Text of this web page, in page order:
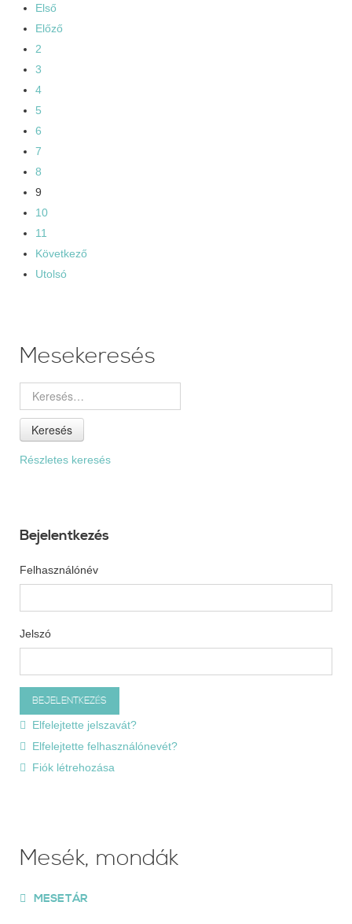
Első
Előző
2
3
4
5
6
7
8
9
10
11
Következő
Utolsó
Mesekeresés
Keresés
Részletes keresés
Bejelentkezés
Felhasználónév
Jelszó
Elfelejtette jelszavát?
Elfelejtette felhasználónevét?
Fiók létrehozása
Mesék, mondák
MESETÁR